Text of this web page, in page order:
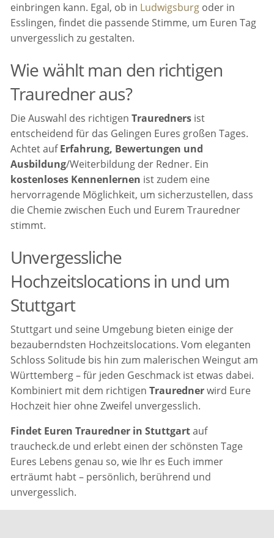
einbringen kann. Egal, ob in Ludwigsburg oder in
Esslingen, findet die passende Stimme, um Euren Tag
unvergesslich zu gestalten.
Wie wählt man den richtigen
Trauredner aus?
Die Auswahl des richtigenTrauredners ist
entscheidend für das Gelingen Eures großen Tages.
Achtet aufErfahrung, Bewertungen und
Ausbildung/Weiterbildung der Redner. Ein
kostenloses Kennenlernen ist zudem eine
hervorragende Möglichkeit, um sicherzustellen, dass
die Chemie zwischen Euch und Eurem Trauredner
stimmt.
Unvergessliche
Hochzeitslocations in und um
Stuttgart
Stuttgart und seine Umgebung bieten einige der
bezauberndsten Hochzeitslocations. Vom eleganten
Schloss Solitude bis hin zum malerischen Weingut am
Württemberg – für jeden Geschmack ist etwas dabei.
Kombiniert mit dem richtigenTraurednerwird Eure
Hochzeit hier ohne Zweifel unvergesslich.
Findet Euren Trauredner in Stuttgartauf
traucheck.de und erlebt einen der schönsten Tage
Eures Lebens genau so, wie Ihr es Euch immer
erträumt habt – persönlich, berührend und
unvergesslich.